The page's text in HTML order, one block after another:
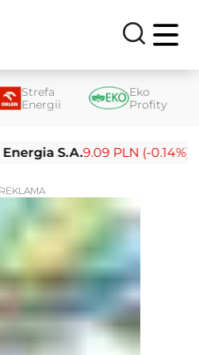
Strefa
Energii
Eko
Profity
S.A. 9.09 PLN (-0.14%)
REKLAMA